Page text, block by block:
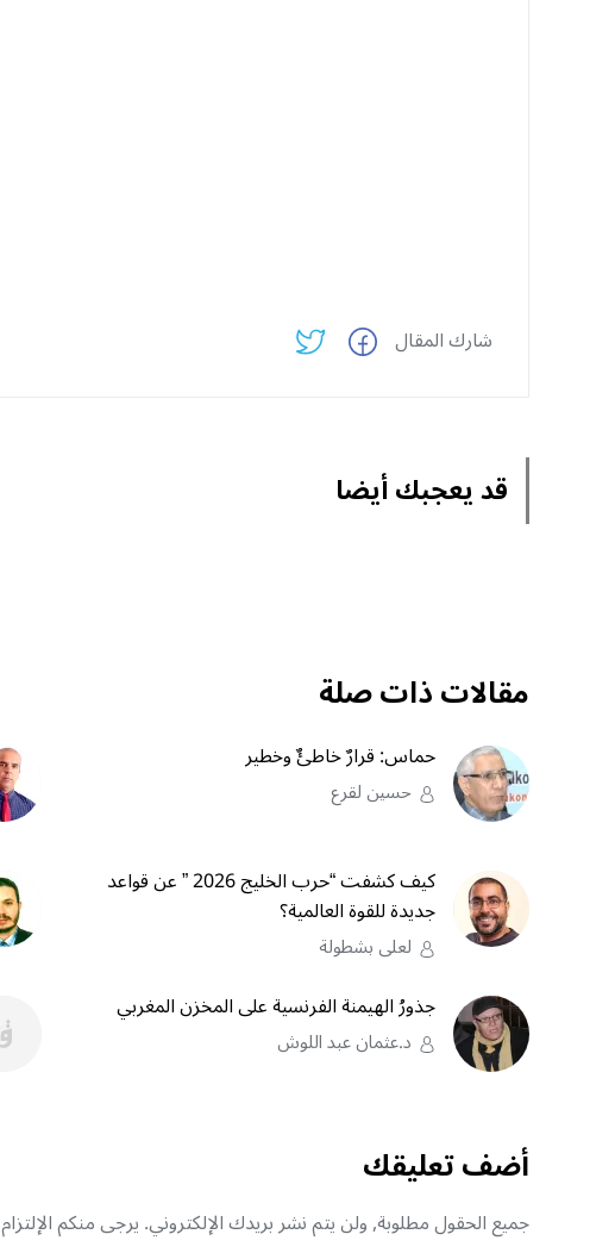
شارك المقال
قد يعجبك أيضا
مقالات ذات صلة
حماس: قرارٌ خاطئٌ وخطير
حسين لقرع
كيف كشفت “حرب الخليج 2026 ” عن قواعد
جديدة للقوة العالمية؟
لعلى بشطولة
جذورُ الهيمنة الفرنسية على المخزن المغربي
د.عثمان عبد اللوش
أضف تعليقك
جميع الحقول مطلوبة, ولن يتم نشر بريدك الإلكتروني. يرجى منكم الإلتزام